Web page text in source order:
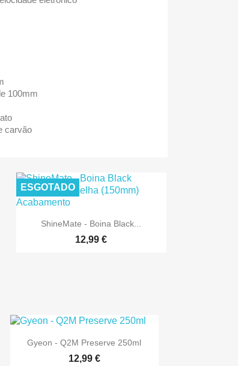
100mm
carvão
 Vista rápida
ShineMate - Boina Black...
12,99 €
ESGOTADO
 Vista rápida
Gyeon - Q2M Preserve 250ml
12,99 €